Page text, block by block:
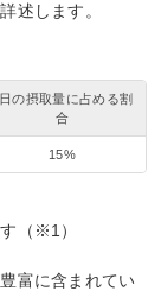
述します。
の摂取量に占める割
合
15%
（※1）
富に含まれてい